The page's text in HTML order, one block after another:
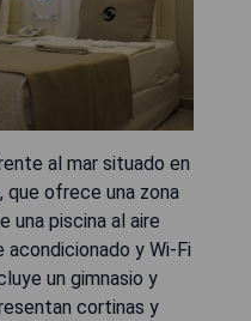
al mar situado en
que ofrece una zona
una piscina al aire
acondicionado y Wi-Fi
un gimnasio y
cortinas y